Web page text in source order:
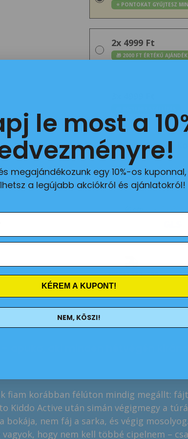
⭐ PONTOKAT GYŰJTESZ
2x 4999 Ft
🎁 2000 FT ÉRTÉKŰ
Hozzáadás a
Express szállítás
fiam korábban félúton mindig megállt:
Kiddo Active után simán végigmegy a
bokája, nem fáj a sarka, és végig
hogy nem kell többé cipelnem –
le most a
megajándékozunk egy 10%-os
a legújabb akciókról és ajánlatokról!
KÉREM A KUPONT!
NEM, KÖSZI!